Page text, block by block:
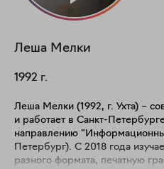
Леша Мелки
1992 г.
Леша Мелки (1992, г. Ухта) –
и работает в Санкт-
направлению
Петербург). С 2018 года
разного формата, печатную